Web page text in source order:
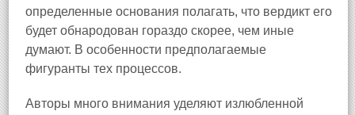
определенные основания полагать, что вердикт его
будет обнародован гораздо скорее, чем иные
думают. В особенности предполагаемые
фигуранты тех процессов.
Авторы много внимания уделяют излюбленной